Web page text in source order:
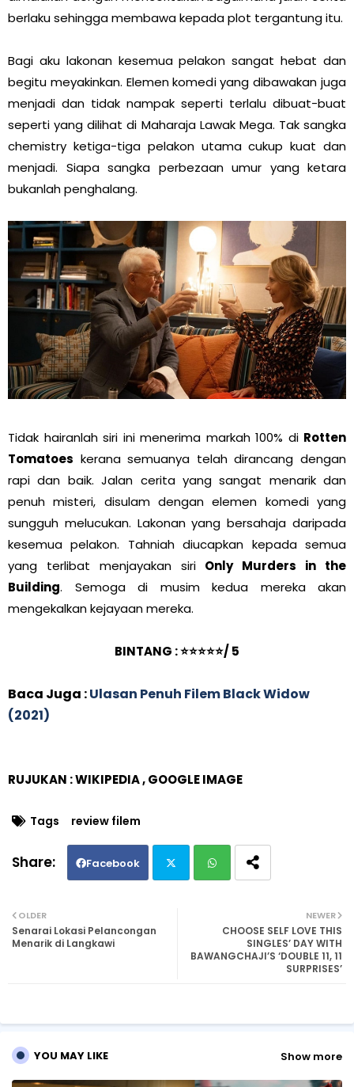
berlaku sehingga membawa kepada plot tergantung itu.
Bagi aku lakonan kesemua pelakon sangat hebat dan
begitu meyakinkan. Elemen komedi yang dibawakan juga
menjadi dan tidak nampak seperti terlalu dibuat-buat
seperti yang dilihat di Maharaja Lawak Mega. Tak sangka
chemistry ketiga-tiga pelakon utama cukup kuat dan
menjadi. Siapa sangka perbezaan umur yang ketara
bukanlah penghalang.
Tidak hairanlah siri ini menerima markah 100% di Rotten
Tomatoes kerana semuanya telah dirancang dengan
rapi dan baik. Jalan cerita yang sangat menarik dan
penuh misteri, disulam dengan elemen komedi yang
sungguh melucukan. Lakonan yang bersahaja daripada
kesemua pelakon. Tahniah diucapkan kepada semua
yang terlibat menjayakan siri Only Murders in the
Building. Semoga di musim kedua mereka akan
mengekalkan kejayaan mereka.
BINTANG : ⭐⭐⭐⭐⭐/ 5
Baca Juga :Ulasan Penuh Filem Black Widow
(2021)
RUJUKAN : WIKIPEDIA , GOOGLE IMAGE
Tags review filem
Facebook
NEWER
CHOOSE SELF LOVE THIS
SINGLES’ DAY WITH
BAWANGCHAJI’S ‘DOUBLE 11, 11
SURPRISES’
OLDER
Senarai Lokasi Pelancongan
Menarik di Langkawi
YOU MAY LIKE Show more